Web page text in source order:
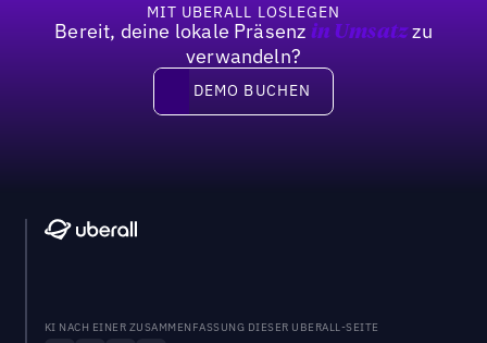
MIT UBERALL LOSLEGEN
Bereit, deine lokale Präsenz in Umsatzzu
verwandeln?
DEMO BUCHEN
DEMO BUCHEN
KI NACH EINER ZUSAMMENFASSUNG DIESER UBERALL-SEITE